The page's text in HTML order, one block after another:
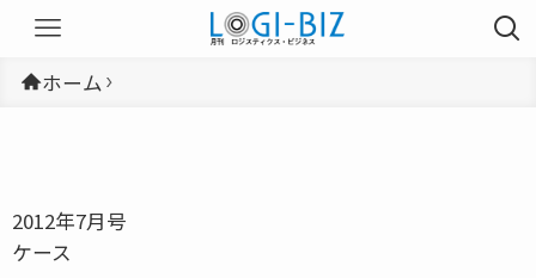
ホーム
2012年7月号
ケース